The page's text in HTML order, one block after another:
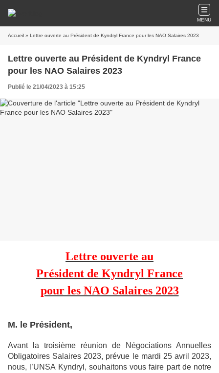
MENU
Accueil » Lettre ouverte au Président de Kyndryl France pour les NAO Salaires 2023
Lettre ouverte au Président de Kyndryl France
pour les NAO Salaires 2023
Publié le 21/04/2023 à 15:25
Lettre ouverte au
Président de Kyndryl France
pour les NAO Salaires 2023
M. le Président,
Avant la troisième réunion de Négociations Annuelles
Obligatoires Salaires 2023, prévue le mardi 25 avril 2023,
nous, l’UNSA Kyndryl, souhaitons vous faire part de notre